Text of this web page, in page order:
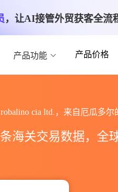
，让AI接管外贸获客全流
产品功能 产品价格
robalino cia ltd.，来自厄瓜多
海关交易数据，